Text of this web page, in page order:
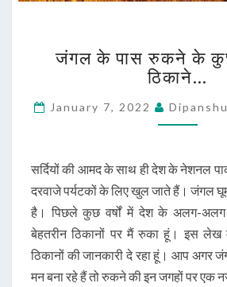
के
पास
के
कुछ
ठिकाने…
जंगल के पास रुकने के
ठिकाने…
January 7, 2022 Dipanshu
सर्दियों की आमद के साथ ही देश के नेशनल
दरवाजे पर्यटकों के लिए खुल जाते हैं। जंगल
है। पिछले कुछ वर्षों में देश के अलग-
बेहतरीन ठिकानों पर मैं रुका हूं। इस
ठिकानों की जानकारी दे रहा हूं। आप अगर
मन बना रहे हैं तो रुकने की इन जगहों पर